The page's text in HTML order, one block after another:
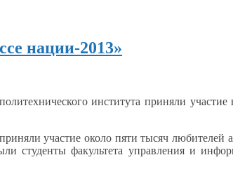
нации-2013»
института приняли участие
приняли участие около пяти тысяч любителей
студенты факультета управленияи